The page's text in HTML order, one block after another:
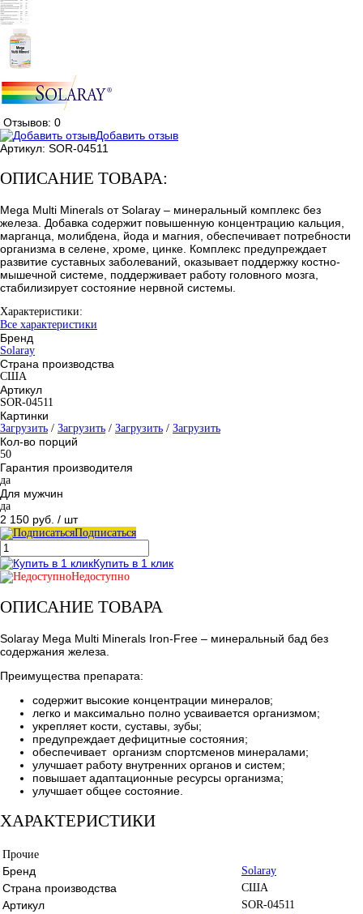
Отзывов: 0
Добавить отзыв
Артикул: SOR-04511
ОПИСАНИЕ ТОВАРА:
Mega Multi Minerals от Solaray – минеральный комплекс без
железа. Добавка содержит повышенную концентрацию кальция,
марганца, молибдена, йода и магния, обеспечивает потребности
организма в селене, хроме, цинке. Комплекс предупреждает
развитие суставных заболеваний, оказывает поддержку костно-
мышечной системе, поддерживает работу головного мозга,
стабилизирует состояние нервной системы.
Характеристики:
Все характеристики
Бренд
Solaray
Страна производства
США
Артикул
SOR-04511
Картинки
Загрузить / Загрузить / Загрузить / Загрузить
Кол-во порций
50
Гарантия производителя
да
Для мужчин
да
2 150 руб. / шт
Подписаться
Купить в 1 клик
Недоступно
ОПИСАНИЕ ТОВАРА
Solaray Mega Multi Minerals Iron-Free – минеральный бад без
содержания железа.
Преимущества препарата:
содержит высокие концентрации минералов;
легко и максимально полно усваивается организмом;
укрепляет кости, суставы, зубы;
предупреждает дефицитные состояния;
обеспечивает организм спортсменов минералами;
улучшает работу внутренних органов и систем;
повышает адаптационные ресурсы организма;
улучшает общее состояние.
ХАРАКТЕРИСТИКИ
Прочие
Бренд Solaray
Страна производства США
Артикул SOR-04511